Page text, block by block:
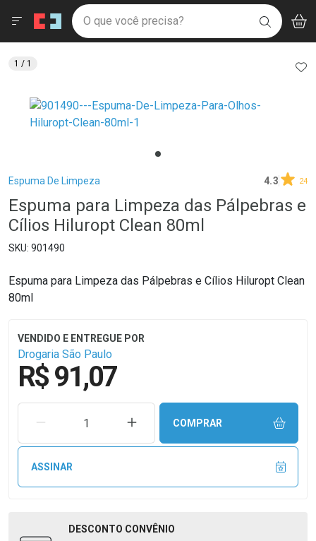
Drogaria São Paulo
Ir direto para a home
pela página
Ir direto para o conteúdo
Ir direto para a busca
Ir direto para a conta
Ir direto para a notificações
Ir direto para o carrinho
Ir direto para o menu
Faça a sua busca
O que você precisa? BUSCAR
Menu
Breadcrumb
Espuma De Limpeza 4.3 24
Espuma para Limpeza das Pálpebras e
Cílios Hiluropt Clean 80ml
901490
Espuma para Limpeza das Pálpebras e Cílios Hiluropt Clean
80ml
Drogaria São Paulo
R$ 91,07
REMOVER UMA UNIDADEAUMENTAR UMA UNIDADE
COMPRAR
ASSINAR
DESCONTO CONVÊNIO
1 / 1